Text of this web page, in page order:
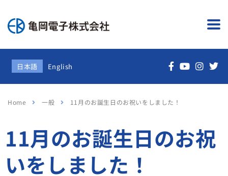
日本語 English
Home 一般 11月のお誕生日のお祝いをしました！
11月のお誕生日のお祝
いをしました！